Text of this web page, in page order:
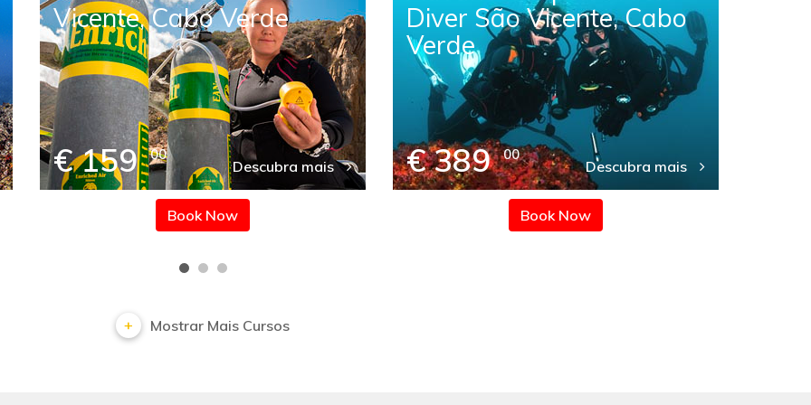
Vicente, Cabo Verde
€ 159 00
Descubra mais
Book Now
Diver São Vicente, Cabo
Verde
€ 389 00
Descubra mais
Book Now
Mostrar Mais Cursos